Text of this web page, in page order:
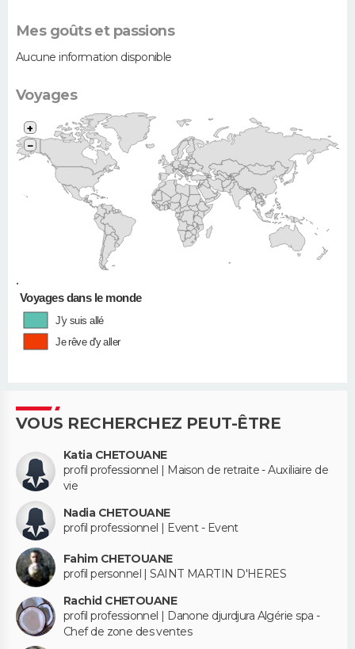
Mes goûts et passions
Aucune information disponible
Voyages
•
+
−
Voyages dans le monde
J'y suis allé
Je rêve d'y aller
VOUS RECHERCHEZ PEUT-ÊTRE
Katia CHETOUANE
profil professionnel | Maison de retraite - Auxiliaire de
vie
Nadia CHETOUANE
profil professionnel | Event - Event
Fahim CHETOUANE
profil personnel | SAINT MARTIN D'HERES
Rachid CHETOUANE
profil professionnel | Danone djurdjura Algérie spa -
Chef de zone des ventes